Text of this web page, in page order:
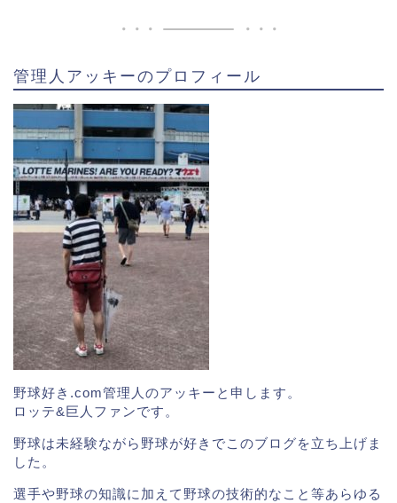
管理人アッキーのプロフィール
野球好き.com管理人のアッキーと申します。
ロッテ&巨人ファンです。
野球は未経験ながら野球が好きでこのブログを立ち上げま
した。
選手や野球の知識に加えて野球の技術的なこと等あらゆる